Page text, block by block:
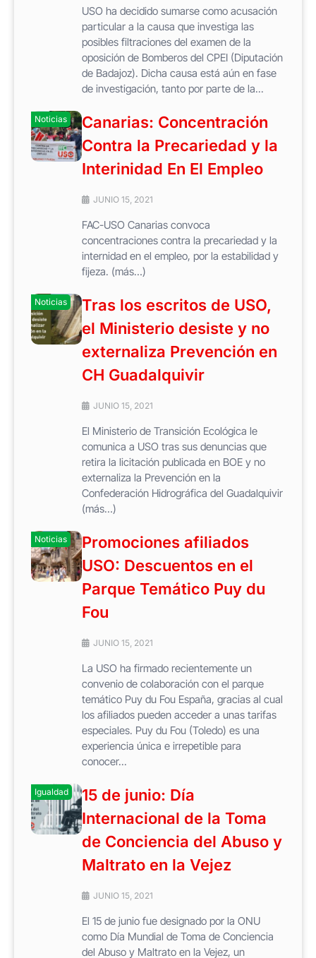
USO ha decidido sumarse como acusación
particular a la causa que investiga las
posibles filtraciones del examen de la
oposición de Bomberos del CPEI (Diputación
de Badajoz). Dicha causa está aún en fase
de investigación, tanto por parte de la...
Noticias
Canarias: Concentración
Contra la Precariedad y la
Interinidad En El Empleo
JUNIO 15, 2021
FAC-USO Canarias convoca
concentraciones contra la precariedad y la
internidad en el empleo, por la estabilidad y
fijeza. (más…)
Noticias
Tras los escritos de USO,
el Ministerio desiste y no
externaliza Prevención en
CH Guadalquivir
JUNIO 15, 2021
El Ministerio de Transición Ecológica le
comunica a USO tras sus denuncias que
retira la licitación publicada en BOE y no
externaliza la Prevención en la
Confederación Hidrográfica del Guadalquivir
(más…)
Noticias
Promociones afiliados
USO: Descuentos en el
Parque Temático Puy du
Fou
JUNIO 15, 2021
La USO ha firmado recientemente un
convenio de colaboración con el parque
temático Puy du Fou España, gracias al cual
los afiliados pueden acceder a unas tarifas
especiales. Puy du Fou (Toledo) es una
experiencia única e irrepetible para
conocer...
Igualdad
15 de junio: Día
Internacional de la Toma
de Conciencia del Abuso y
Maltrato en la Vejez
JUNIO 15, 2021
El 15 de junio fue designado por la ONU
como Día Mundial de Toma de Conciencia
del Abuso y Maltrato en la Vejez, un